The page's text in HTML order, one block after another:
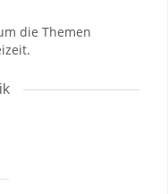
die Themen